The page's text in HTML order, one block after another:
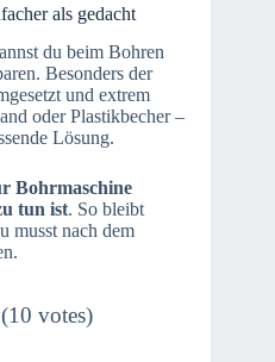
als gedacht
du beim Bohren
Besonders der
und extrem
oder Plastikbecher –
Lösung.
Bohrmaschine
tun ist. So bleibt
musst nach dem
votes)